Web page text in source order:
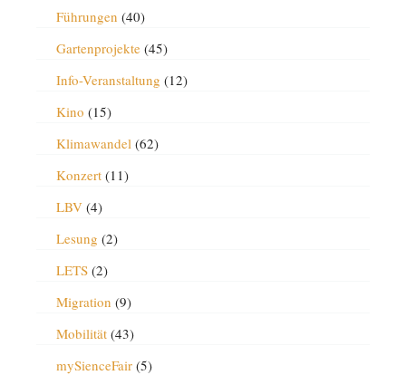
Führungen (40)
Gartenprojekte(45)
Info-Veranstaltung (12)
Kino (15)
Klimawandel(62)
Konzert(11)
LBV(4)
Lesung (2)
LETS(2)
Migration (9)
Mobilität(43)
mySienceFair(5)